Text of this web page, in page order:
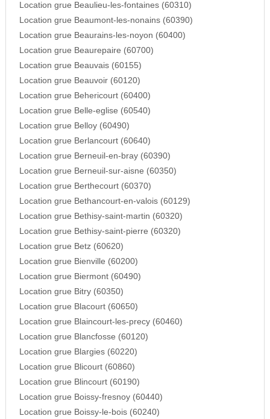
Location grue Beaulieu-les-fontaines (60310)
Location grue Beaumont-les-nonains (60390)
Location grue Beaurains-les-noyon (60400)
Location grue Beaurepaire (60700)
Location grue Beauvais (60155)
Location grue Beauvoir (60120)
Location grue Behericourt (60400)
Location grue Belle-eglise (60540)
Location grue Belloy (60490)
Location grue Berlancourt (60640)
Location grue Berneuil-en-bray (60390)
Location grue Berneuil-sur-aisne (60350)
Location grue Berthecourt (60370)
Location grue Bethancourt-en-valois (60129)
Location grue Bethisy-saint-martin (60320)
Location grue Bethisy-saint-pierre (60320)
Location grue Betz (60620)
Location grue Bienville (60200)
Location grue Biermont (60490)
Location grue Bitry (60350)
Location grue Blacourt (60650)
Location grue Blaincourt-les-precy (60460)
Location grue Blancfosse (60120)
Location grue Blargies (60220)
Location grue Blicourt (60860)
Location grue Blincourt (60190)
Location grue Boissy-fresnoy (60440)
Location grue Boissy-le-bois (60240)